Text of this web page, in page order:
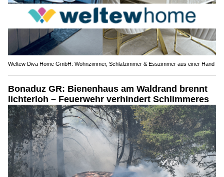
Weltew Diva Home GmbH: Wohnzimmer, Schlafzimmer & Esszimmer aus einer Hand
Bonaduz GR: Bienenhaus am Waldrand brennt
lichterloh – Feuerwehr verhindert Schlimmeres